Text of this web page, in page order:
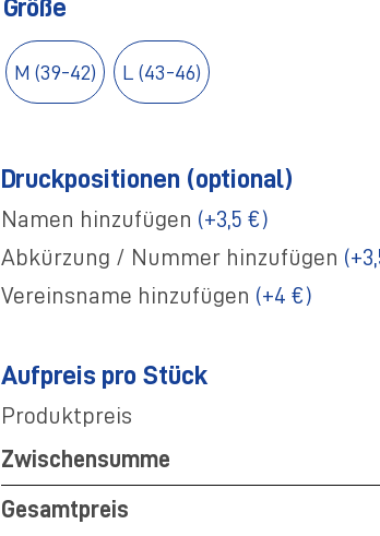
Größe
M (39-42) L (43-46)
Druckpositionen (optional)
Namen hinzufügen (+3,5 €)
Abkürzung / Nummer hinzufügen
Vereinsname hinzufügen (+4 €)
Aufpreis pro Stück
Produktpreis
Zwischensumme
Gesamtpreis